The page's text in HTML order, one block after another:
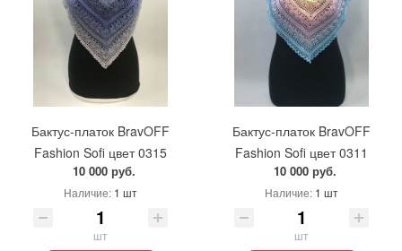
Бактус-платок BravOFF
Fashion Sofi цвет 0315
10 000 руб.
Наличие: 1 шт
шт
Бактус-платок BravOFF
Fashion Sofi цвет 0311
10 000 руб.
Наличие: 1 шт
шт